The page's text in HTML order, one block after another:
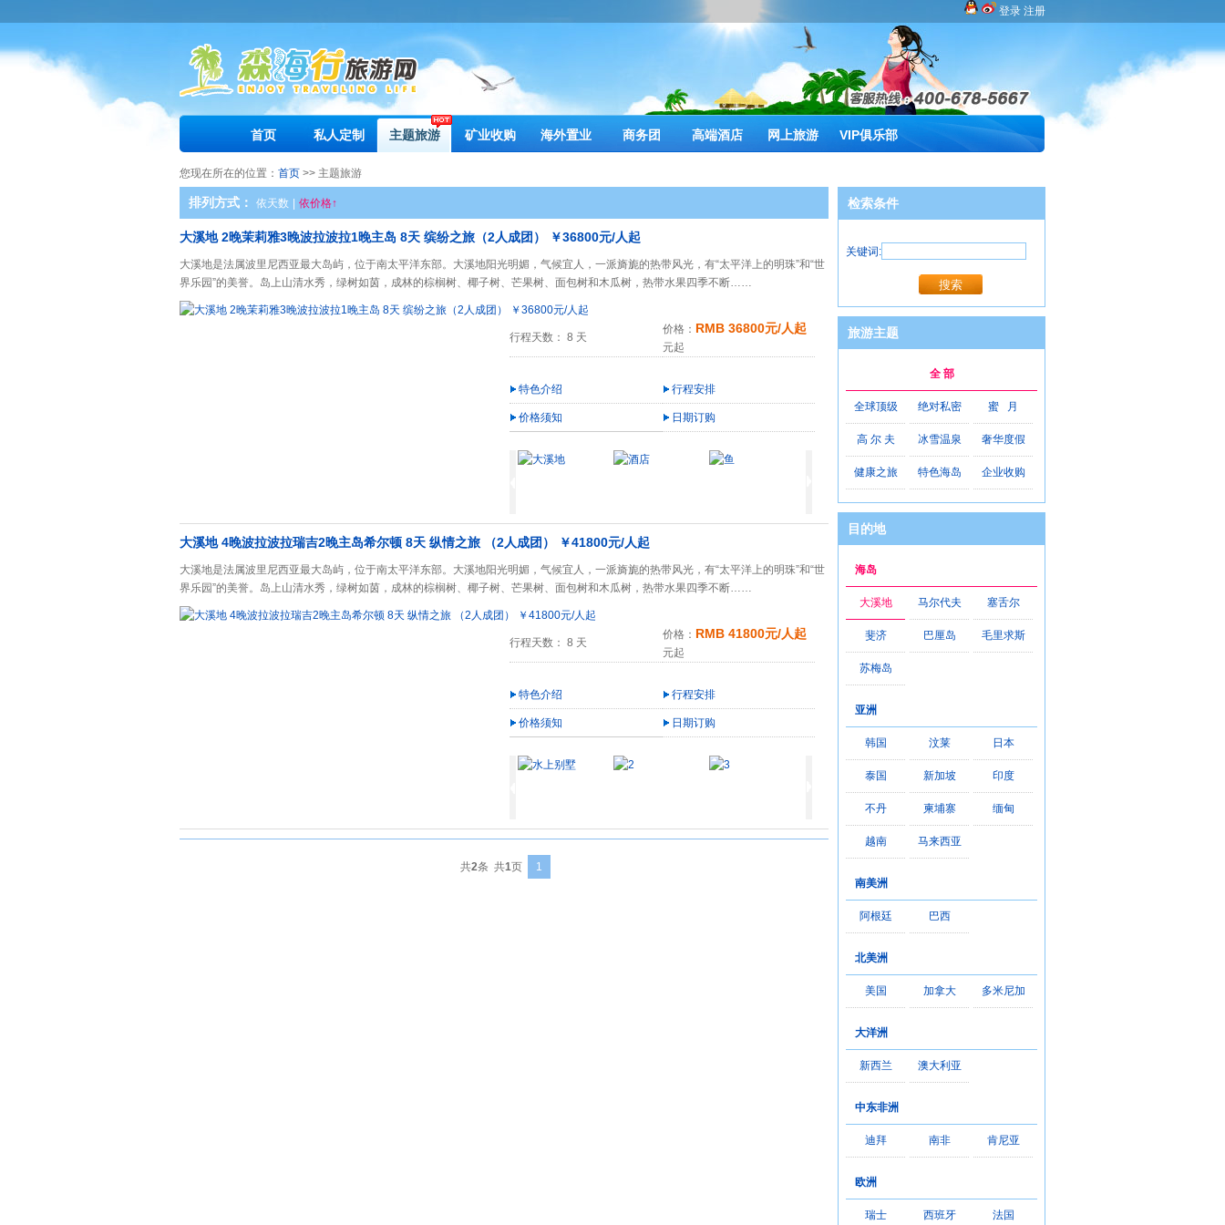
登录 注册
首页 私人定制 主题旅游 矿业收购 海外置业 商务团 高端酒店 网上旅游 VIP俱乐部
您现在所在的位置： 首页 >> 主题旅游
排列方式： 依天数 依价格↑
大溪地 2晚茉莉雅3晚波拉波拉1晚主岛 8天 缤纷之旅（2人成团） ￥36800元/人起
大溪地是法属波里尼西亚最大岛屿，位于南太平洋东部。大溪地阳光明媚，气候宜人，一派旖旎的热带风光，有“太平洋上的明珠”和“世
界乐园”的美誉。岛上山清水秀，绿树如茵，成林的棕榈树、椰子树、芒果树、面包树和木瓜树，热带水果四季不断……
行程天数： 8 天
价格： RMB 36800元/人起
元起
特色介绍 行程安排
价格须知 日期订购
大溪地 4晚波拉波拉瑞吉2晚主岛希尔顿 8天 纵情之旅 （2人成团） ￥41800元/人起
大溪地是法属波里尼西亚最大岛屿，位于南太平洋东部。大溪地阳光明媚，气候宜人，一派旖旎的热带风光，有“太平洋上的明珠”和“世
界乐园”的美誉。岛上山清水秀，绿树如茵，成林的棕榈树、椰子树、芒果树、面包树和木瓜树，热带水果四季不断……
行程天数： 8 天
价格： RMB 41800元/人起
元起
特色介绍 行程安排
价格须知 日期订购
共2条 共1页 1
检索条件
关键词:
旅游主题
全 部
全球顶级 绝对私密 蜜 月
高 尔 夫 冰雪温泉 奢华度假
健康之旅 特色海岛 企业收购
目的地
海岛
大溪地 马尔代夫 塞舌尔
斐济 巴厘岛 毛里求斯
苏梅岛
亚洲
韩国 汶莱 日本
泰国 新加坡 印度
不丹 柬埔寨 缅甸
越南 马来西亚
南美洲
阿根廷 巴西
北美洲
美国 加拿大 多米尼加
大洋洲
新西兰 澳大利亚
中东非洲
迪拜 南非 肯尼亚
欧洲
瑞士 西班牙 法国